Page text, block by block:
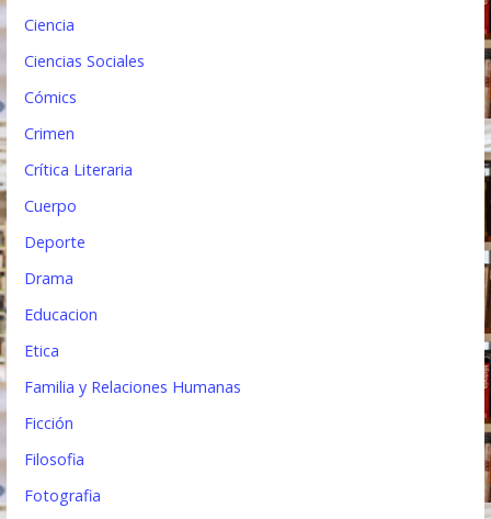
d
a
Ciencia
Ciencias Sociales
Cómics
Crimen
Crítica Literaria
Cuerpo
Deporte
Drama
Educacion
Etica
Familia y Relaciones Humanas
Ficción
Filosofia
Fotografia